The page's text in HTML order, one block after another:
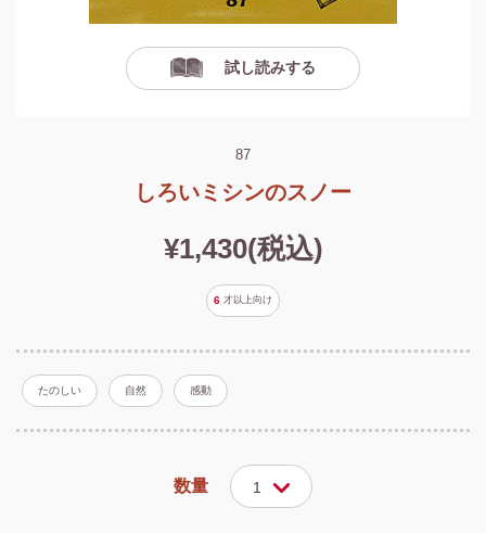
試し読みする
87
しろいミシンのスノー
¥1,430(税込)
6 才以上向け
たのしい 自然 感動
数量 1